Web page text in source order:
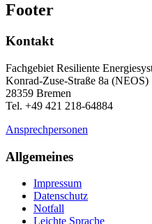
Footer
Kontakt
Fachgebiet Resiliente
Konrad-Zuse-Straße 8a (NEOS)
28359 Bremen
Tel. +49 421 218-64884
Ansprechpersonen
Allgemeines
Impressum
Datenschutz
Notfall
Leichte Sprache